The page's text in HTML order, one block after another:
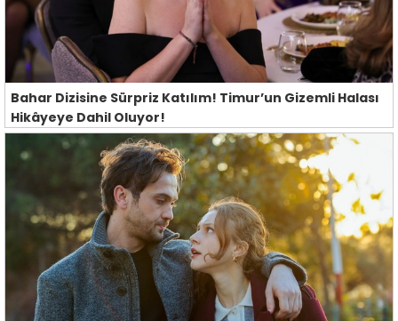
Bahar Dizisine Sürpriz Katılım! Timur’un Gizemli Halası
Hikâyeye Dahil Oluyor!